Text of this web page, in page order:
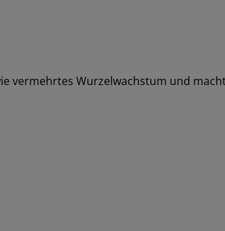
vermehrtes Wurzelwachstum und